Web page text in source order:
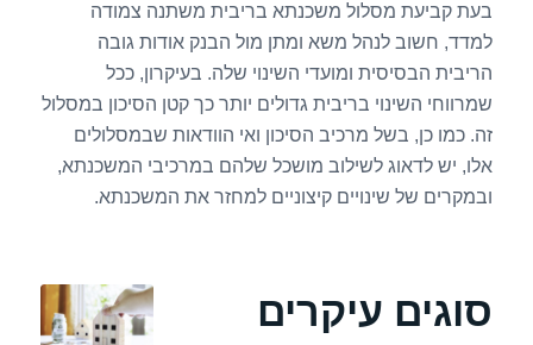
בעת קביעת מסלול משכנתא בריבית משתנה צמודה
למדד, חשוב לנהל משא ומתן מול הבנק אודות גובה
הריבית הבסיסית ומועדי השינוי שלה. בעיקרון, ככל
שמרווחי השינוי בריבית גדולים יותר כך קטן הסיכון במסלול
זה. כמו כן, בשל מרכיב הסיכון ואי הוודאות שבמסלולים
אלו, יש לדאוג לשילוב מושכל שלהם במרכיבי המשכנתא,
ובמקרים של שינויים קיצוניים למחזר את המשכנתא.
סוגים עיקרים